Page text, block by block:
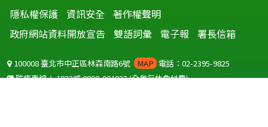
隱私權保護 資訊安全 著作權聲明
政府網站資料開放宣告
雙語詞彙 電子報 署長信箱
100008 臺北市中正區林森南路6號 MAP 電話：02-2395-9825
防疫專線：1922或0800-001922(全年無休免付費)